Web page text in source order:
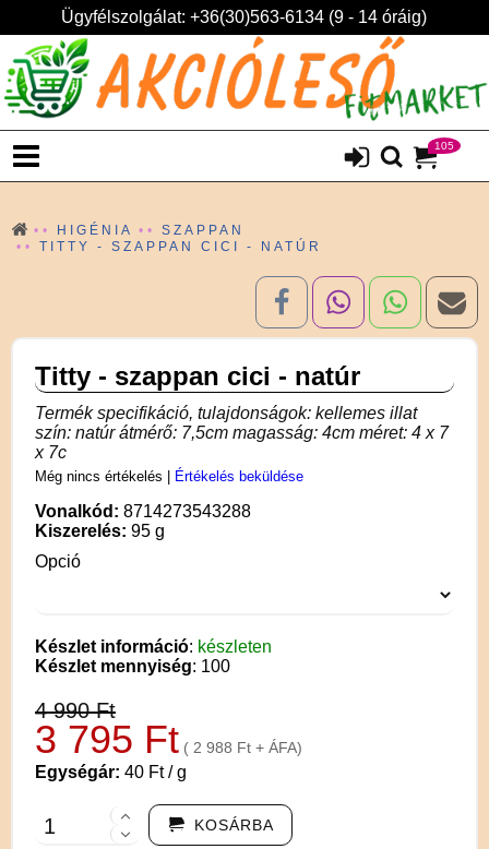
Ügyfélszolgálat: +36(30)563-6134 (9 - 14 óráig)
105
HIGÉNIA
SZAPPAN
TITTY - SZAPPAN CICI - NATÚR
Titty - szappan cici - natúr
Termék specifikáció, tulajdonságok: kellemes illat
szín: natúr átmérő: 7,5cm magasság: 4cm méret: 4 x 7
x 7c
Még nincs értékelés Értékelés beküldése
Vonalkód: 8714273543288
Kiszerelés: 95 g
Opció
Készlet információ: készleten
Készlet mennyiség: 100
4 990 Ft
3 795 Ft ( 2 988 Ft + ÁFA)
Egységár: 40 Ft / g
KOSÁRBA